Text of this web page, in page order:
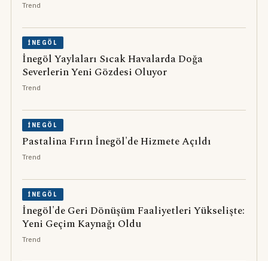
Trend
İNEGÖL
İnegöl Yaylaları Sıcak Havalarda Doğa
Severlerin Yeni Gözdesi Oluyor
Trend
İNEGÖL
Pastalina Fırın İnegöl'de Hizmete Açıldı
Trend
İNEGÖL
İnegöl'de Geri Dönüşüm Faaliyetleri Yükselişte:
Yeni Geçim Kaynağı Oldu
Trend